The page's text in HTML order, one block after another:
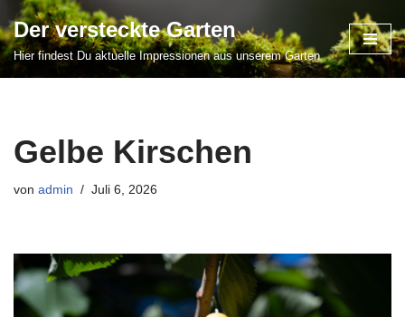
Zum
Inhalt
Der versteckte Garten
Hier findest Du aktuelle Impressionen aus unserem Garten
Gelbe Kirschen
von admin Juli 6, 2026